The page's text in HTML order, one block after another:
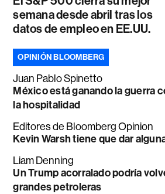
semana desde abril tras los
datos de empleo en EE.UU.
OPINIÓN BLOOMBERG
Juan Pablo Spinetto
México está ganando la guerra
la hospitalidad
Editores de Bloomberg Opinion
Kevin Warsh tiene que dar
Liam Denning
Un Trump acorralado podría
grandes petroleras